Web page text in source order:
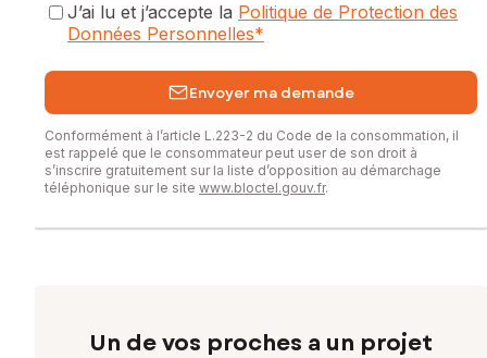
J’ai lu et j’accepte la Politique de Protection des
Données Personnelles*
Envoyer ma demande
Conformément à l’article L.223-2 du Code de la consommation, il
est rappelé que le consommateur peut user de son droit à
s’inscrire gratuitement sur la liste d’opposition au démarchage
téléphonique sur le site www.bloctel.gouv.fr.
Un de vos proches a un projet